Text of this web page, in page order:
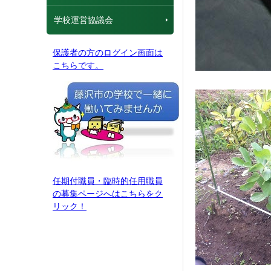
学校運営協議会
保護者の方のログイン画面は
こちらです。
任期付職員・臨時的任用職員
の募集ページへはこちらをク
リック！